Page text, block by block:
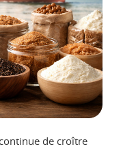
de croître